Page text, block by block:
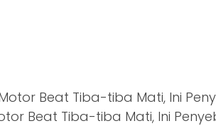
Beat Tiba-tiba Mati, Ini